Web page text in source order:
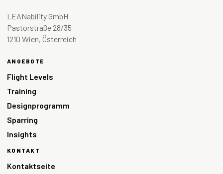
LEANability GmbH
Pastorstraße 28/35
1210 Wien, Österreich
ANGEBOTE
Flight Levels
Training
Designprogramm
Sparring
Insights
KONTAKT
Kontaktseite